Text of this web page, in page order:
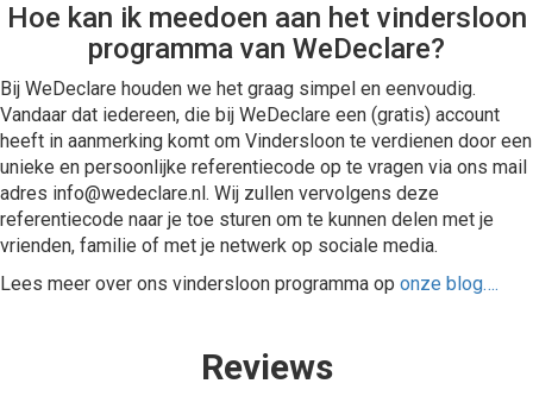
Hoe kan ik meedoen aan het vindersloon
programma van WeDeclare?
Bij WeDeclare houden we het graag simpel en eenvoudig.
Vandaar dat iedereen, die bij WeDeclare een (gratis) account
heeft in aanmerking komt om Vindersloon te verdienen door een
unieke en persoonlijke referentiecode op te vragen via ons mail
adres info@wedeclare.nl. Wij zullen vervolgens deze
referentiecode naar je toe sturen om te kunnen delen met je
vrienden, familie of met je netwerk op sociale media.
Lees meer over ons vindersloon programma op onze blog….
Reviews